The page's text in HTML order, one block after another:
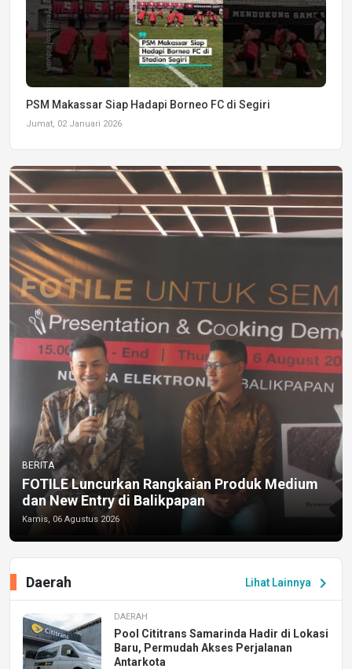
PSM Makassar Siap Hadapi Borneo FC di Segiri
Jumat, 02 Januari 2026
BERITA
FOTILE Luncurkan Rangkaian Produk Medium
dan New Entry di Balikpapan
Kamis, 06 Agustus 2026
Lihat Lainnya chevron_right
Daerah
DAERAH
Pool Cititrans Samarinda Hadir di Lokasi
Baru, Permudah Akses Perjalanan
Antarkota